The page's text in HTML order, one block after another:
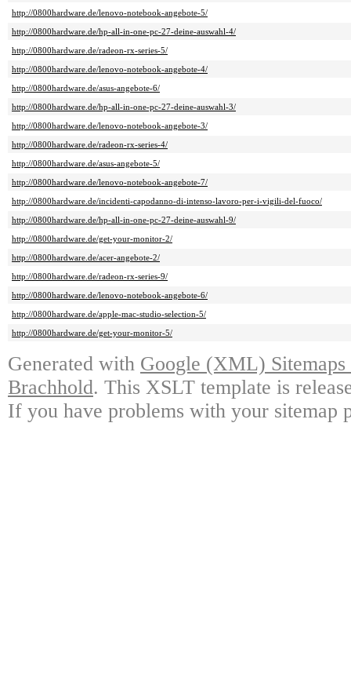
http://0800hardware.de/lenovo-notebook-angebote-5/
http://0800hardware.de/hp-all-in-one-pc-27-deine-auswahl-4/
http://0800hardware.de/radeon-rx-series-5/
http://0800hardware.de/lenovo-notebook-angebote-4/
http://0800hardware.de/asus-angebote-6/
http://0800hardware.de/hp-all-in-one-pc-27-deine-auswahl-3/
http://0800hardware.de/lenovo-notebook-angebote-3/
http://0800hardware.de/radeon-rx-series-4/
http://0800hardware.de/asus-angebote-5/
http://0800hardware.de/lenovo-notebook-angebote-7/
http://0800hardware.de/incidenti-capodanno-di-intenso-lavoro-per-i-vigili-del-fuoco/
http://0800hardware.de/hp-all-in-one-pc-27-deine-auswahl-9/
http://0800hardware.de/get-your-monitor-2/
http://0800hardware.de/acer-angebote-2/
http://0800hardware.de/radeon-rx-series-9/
http://0800hardware.de/lenovo-notebook-angebote-6/
http://0800hardware.de/apple-mac-studio-selection-5/
http://0800hardware.de/get-your-monitor-5/
Generated with Google (XML)
Brachhold. This XSLT template is
If you have problems with your sitemap